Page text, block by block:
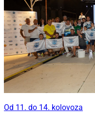
Od 11. do 14. kolovoza